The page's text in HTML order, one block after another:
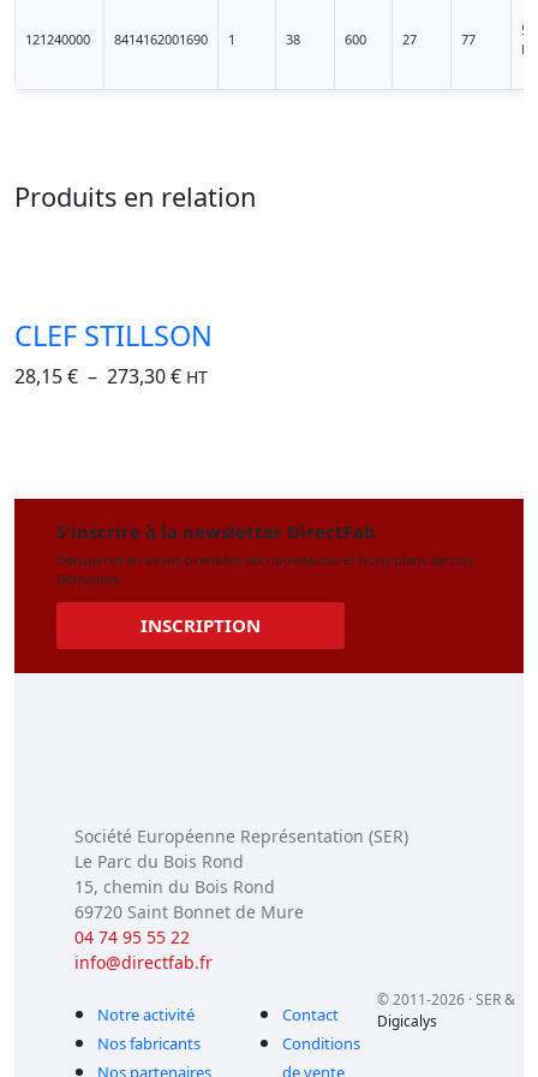
121240000 8414162001690 1 38 600 27 77
HT
Produits en relation
CLEF STILLSON
28,15€ – 273,30€ HT
S'inscrire à la newsletter DirectFab
Découvrez en avant-première les nouveautés et bons plans de nos
fabricants.
INSCRIPTION
Société Européenne Représentation (SER)
Le Parc du Bois Rond
15, chemin du Bois Rond
69720 Saint Bonnet de Mure
04 74 95 55 22
info@directfab.fr
Notre activité
Nos fabricants
Nos partenaires
Contact
Conditions
de vente
© 2011-2026 · SER &
Digicalys